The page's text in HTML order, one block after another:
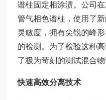
谱柱固定相涂渍。公司
管气相色谱柱，使用了
灵敏度，拥有尖锐的峰
的检测。为了检验这种
了极为苛刻的测试混合物
快速高效分离技术